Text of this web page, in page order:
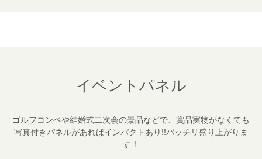
029-254-2441
お問合せフォーム
イベントパネル
ゴルフコンペや結婚式二次会の景品などで、賞品実物がなくても
写真付きパネルがあればインパクトあり!!バッチリ盛り上がりま
す！